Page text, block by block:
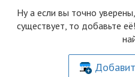
Ну а если вы точно
существует, то добавьте